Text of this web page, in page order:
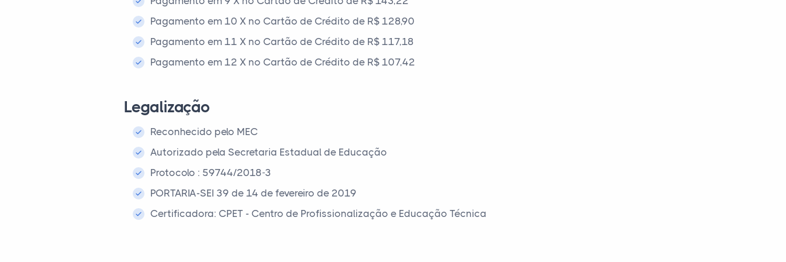
Pagamento em 10 X no Cartão de Crédito de R$ 128,90
Pagamento em 11 X no Cartão de Crédito de R$ 117,18
Pagamento em 12 X no Cartão de Crédito de R$ 107,42
Legalização
Reconhecido pelo MEC
Autorizado pela Secretaria Estadual de Educação
Protocolo : 59744/2018-3
PORTARIA-SEI 39 de 14 de fevereiro de 2019
Certificadora: CPET - Centro de Profissionalização e Educação Técnica